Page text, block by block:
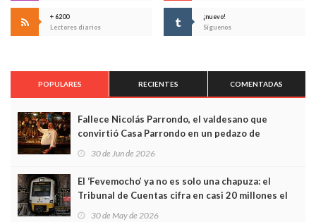
+ 6200
Lectores diarios
¡nuevo!
Síguenos
POPULARES RECIENTES COMENTADAS
Fallece Nicolás Parrondo, el valdesano que
convirtió Casa Parrondo en un pedazo de
Asturias en Madrid
30 de Jun de 2026
El ‘Fevemocho’ ya no es solo una chapuza: el
Tribunal de Cuentas cifra en casi 20 millones el
sobrecoste de los trenes que no cabían por los
30 de May de 2026